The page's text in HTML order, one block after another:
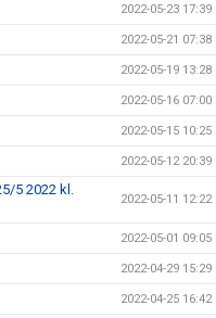
2022-05-23 17:39
2022-05-21 07:38
2022-05-19 13:28
2022-05-16 07:00
2022-05-15 10:25
2022-05-12 20:39
5 2022 kl.
2022-05-11 12:22
2022-05-01 09:05
2022-04-29 15:29
2022-04-25 16:42